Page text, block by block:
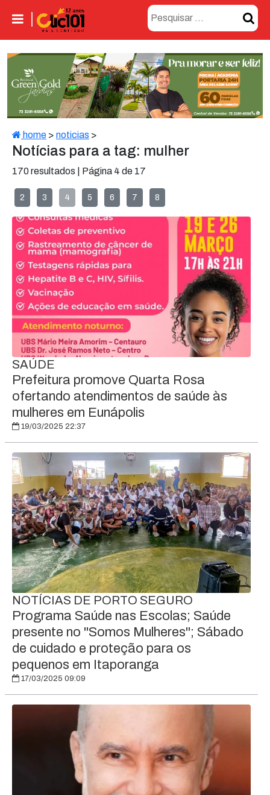
home > noticias >
Notícias para a tag: mulher
170 resultados | Página 4 de 17
2 3 4 5 6 7 8
SAÚDE
Prefeitura promove Quarta Rosa
ofertando atendimentos de saúde às
mulheres em Eunápolis
19/03/2025 22:37
NOTÍCIAS DE PORTO SEGURO
Programa Saúde nas Escolas; Saúde
presente no "Somos Mulheres"; Sábado
de cuidado e proteção para os
pequenos em Itaporanga
17/03/2025 09:09